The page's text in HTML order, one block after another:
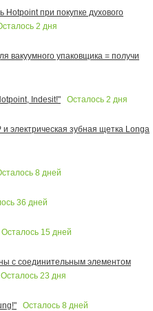
Hotpoint при покупке духового
2 дня
вакуумного упаковщика = получи
Indesit!"
Осталось 2 дня
электрическая зубная щетка Longa
8 дней
36 дней
Осталось 15 дней
с соединительным элементом
Осталось 23 дня
Осталось 8 дней